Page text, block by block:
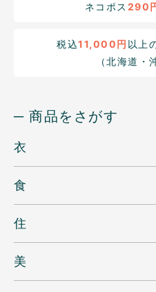
ネコポス 290
税込11,000円 以上
（北海道・
─ 商品をさがす
衣
食
住
美